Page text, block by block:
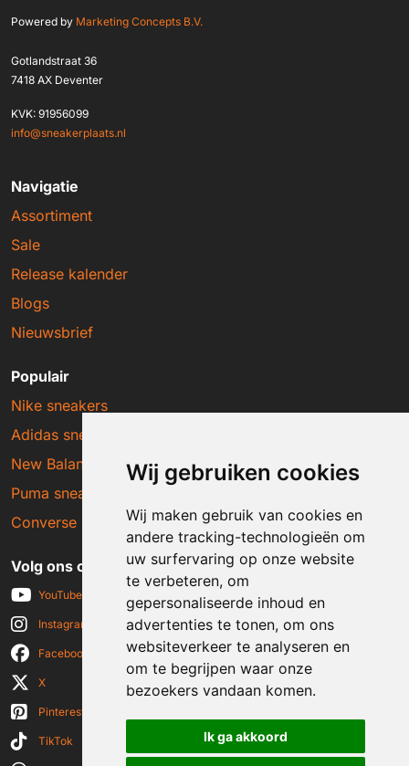
Wij gebruiken cookies
Wij maken gebruik van cookies en
andere tracking-technologieën om
uw surfervaring op onze website
te verbeteren, om
gepersonaliseerde inhoud en
advertenties te tonen, om ons
websiteverkeer te analyseren en
om te begrijpen waar onze
bezoekers vandaan komen.
Ik ga akkoord
Powered by Marketing Concepts B.V.
Gotlandstraat 36
7418 AX Deventer
KVK: 91956099
info@sneakerplaats.nl
Navigatie
Assortiment
Sale
Release kalender
Blogs
Nieuwsbrief
Populair
Nike sneakers
Adidas sneakers
New Balance sneakers
Puma sneakers
Converse sneakers
Volg ons op social media
YouTube
Instagram
Facebook
X
Pinterest
TikTok